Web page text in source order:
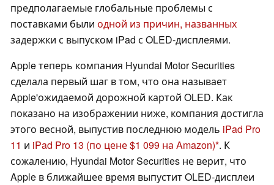
предполагаемые глобальные проблемы с
поставками были одной из причин, названных
задержки с выпуском iPad с OLED-дисплеями.
Apple теперь компания Hyundai Motor Securities
сделала первый шаг в том, что она называет
Apple'ожидаемой дорожной картой OLED. Как
показано на изображении ниже, компания достигла
этого весной, выпустив последнюю модель iPad Pro
11 и iPad Pro 13 (по цене $1 099 на Amazon) . К
сожалению, Hyundai Motor Securities не верит, что
Apple в ближайшее время выпустит OLED-дисплеи